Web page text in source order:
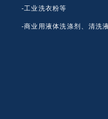
-工业洗衣粉等
-商业用液体洗涤剂、清洗